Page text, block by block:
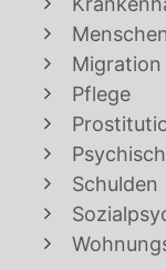
Migration
Pflege
Schulden